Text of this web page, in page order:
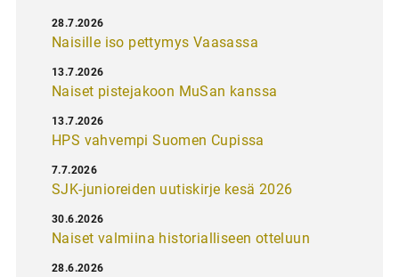
Naisille iso pettymys Vaasassa
28.7.2026
Naiset pistejakoon MuSan kanssa
13.7.2026
HPS vahvempi Suomen Cupissa
13.7.2026
SJK-junioreiden uutiskirje kesä 2026
7.7.2026
Naiset valmiina historialliseen otteluun
30.6.2026
28.6.2026